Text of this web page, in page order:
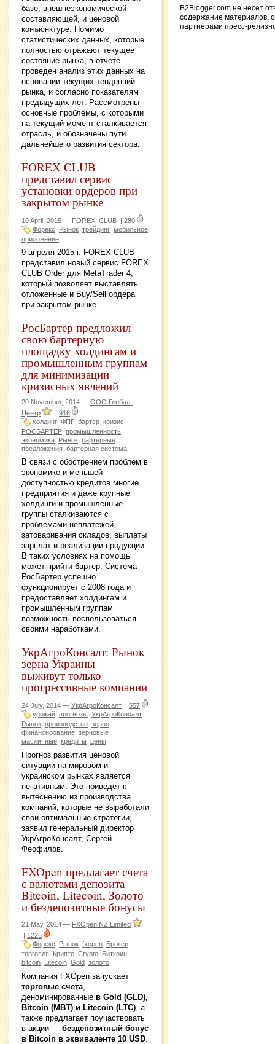
базе, внешнеэкономической
составляющей, и ценовой
конъюнктуре. Помимо
статистических данных, которые
полностью отражают текущее
состояние рынка, в отчете
проведен анализ этих данных на
основании текущих тенденций
рынка, и согласно показателям
предыдущих лет. Рассмотрены
основные проблемы, с которыми
на текущий момент сталкивается
отрасль, и обозначены пути
дальнейшего развития сектора.
FOREX CLUB
представил сервис
установки ордеров при
закрытом рынке
10 April, 2015 — FOREX_CLUB | 280
Форекс
Рынок трейдинг мобильное
приложение
9 апреля 2015 г. FOREX CLUB
представил новый сервис FOREX
CLUB Order для MetaTrader 4,
который позволяет выставлять
отложенные и Buy/Sell ордера
при закрытом рынке.
РосБартер предложил
свою бартерную
площадку холдингам и
промышленным группам
для минимизации
кризисных явлений
20 November, 2014 — ООО Глобал-
Центр
| 916
холдинг ФПГ бартер кризис
РОСБАРТЕР промышленность
экономика Рынок бартерные
предложения бартерная система
В связи с обострением проблем в
экономике и меньшей
доступностью кредитов многие
предприятия и даже крупные
холдинги и промышленные
группы сталкиваются с
проблемами неплатежей,
затоваривания складов, выплаты
зарплат и реализации продукции.
В таких условиях на помощь
может прийти бартер. Система
РосБартер успешно
функционирует с 2008 года и
предоставляет холдингам и
промышленным группам
возможность воспользоваться
своими наработками.
УкрАгроКонсалт: Рынок
зерна Украины —
выживут только
прогрессивные компании
24 July, 2014 — УкрАгроКонсалт | 557
урожай прогнозы УкрАгроКонсалт
Рынок производство зерно
финансирование зерновые
масличные кредиты цены
Прогноз развития ценовой
ситуации на мировом и
украинском рынках является
негативным. Это приведет к
вытеснению из производства
компаний, которые не выработали
свои оптимальные стратегии,
заявил генеральный директор
УкрАгроКонсалт, Сергей
Феофилов.
FXOpen предлагает счета
с валютами депозита
Bitcoin, Litecoin, Золото
и бездепозитные бонусы
21 May, 2014 — FXOpen NZ Limited
1226
Форекс
Рынок fxopen
Брокер
торговля
Крипто Crypto
Биткоин
bitcoin
Litecoin Gold золото
Компания FXOpen запускает
торговые счета
деноминированные в Gold (GLD),
Bitcoin (MBT) и Litecoin (LTC) , а
также предлагает поучаствовать
в акции — бездепозитный бонус
в Bitcoin в эквиваленте 10 USD
B2Blogger.com не несет
содержание материалов,
партнерами пресс-